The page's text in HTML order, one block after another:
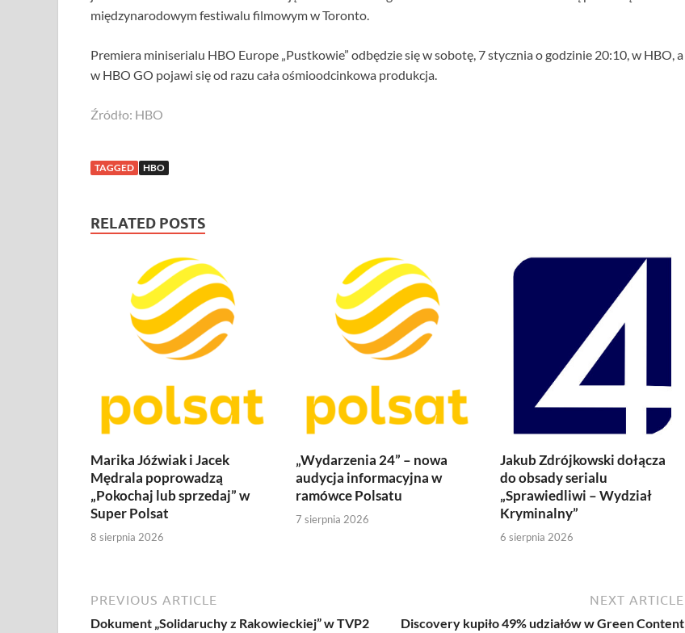
międzynarodowym festiwalu filmowym w Toronto.
Premiera miniserialu HBO Europe „Pustkowie” odbędzie się w sobotę, 7 stycznia o godzinie 20:10, w HBO, a
w HBO GO pojawi się od razu cała ośmioodcinkowa produkcja.
Źródło: HBO
TAGGED HBO
RELATED POSTS
Marika Jóźwiak i Jacek
Mędrala poprowadzą
„Pokochaj lub sprzedaj” w
Super Polsat
8 sierpnia 2026
„Wydarzenia 24” – nowa
audycja informacyjna w
ramówce Polsatu
7 sierpnia 2026
Jakub Zdrójkowski dołącza
do obsady serialu
„Sprawiedliwi – Wydział
Kryminalny”
6 sierpnia 2026
PREVIOUS ARTICLE
Dokument „Solidaruchy z Rakowieckiej” w TVP2
NEXT ARTICLE
Discovery kupiło 49% udziałów w Green Content